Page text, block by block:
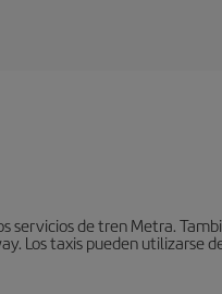
servicios de tren Metra.
Los taxis pueden utilizarse